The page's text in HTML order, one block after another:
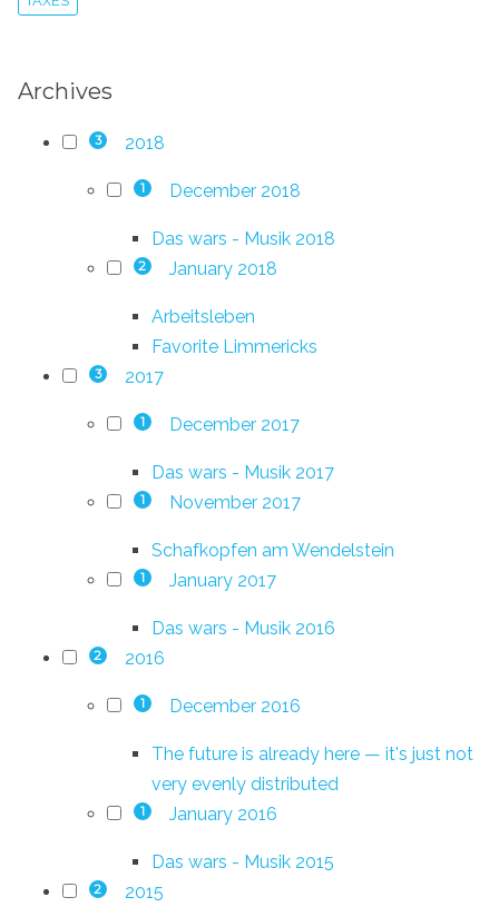
Archives
3 2018
1 December 2018
Das wars - Musik 2018
2 January 2018
Arbeitsleben
Favorite Limmericks
3 2017
1 December 2017
Das wars - Musik 2017
1 November 2017
Schafkopfen am Wendelstein
1 January 2017
Das wars - Musik 2016
2 2016
1 December 2016
The future is already here — it's just not
very evenly distributed
1 January 2016
Das wars - Musik 2015
2 2015